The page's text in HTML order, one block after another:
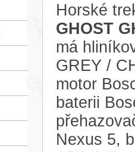
Horské
GHOST
má
GREY /
motor
baterii
Nexus 5,